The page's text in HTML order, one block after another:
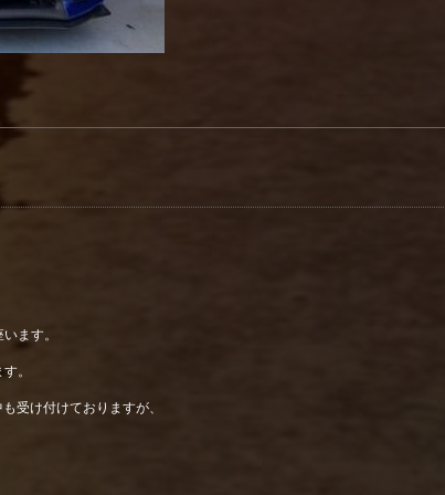
ます。
。
受け付けておりますが、